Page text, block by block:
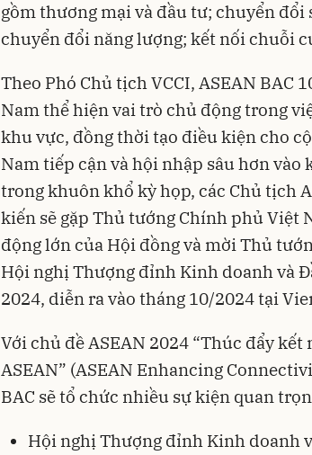
gồm thương mại và đầu tư; chuyển đổi
chuyển đổi năng lượng; kết nối chuỗi
Theo Phó Chủ tịch VCCI, ASEAN BAC
Nam thể hiện vai trò chủ động trong
khu vực, đồng thời tạo điều kiện cho
Nam tiếp cận và hội nhập sâu hơn vào
trong khuôn khổ kỳ họp, các Chủ tịch
kiến sẽ gặp Thủ tướng Chính phủ Việt
động lớn của Hội đồng và mời Thủ
Hội nghị Thượng đỉnh Kinh doanh và
2024, diễn ra vào tháng 10/2024 tại
Với chủ đề ASEAN 2024 “Thúc đẩy
ASEAN” (ASEAN Enhancing
BAC sẽ tổ chức nhiều sự kiện quan
Hội nghị Thượng đỉnh Kinh doanh